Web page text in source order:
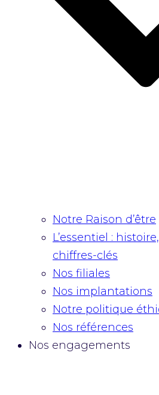
Notre Raison d’être
L’essentiel :
chiffres-clés
Nos filiales
Nos implantations
Notre politique
Nos références
Nos engagements